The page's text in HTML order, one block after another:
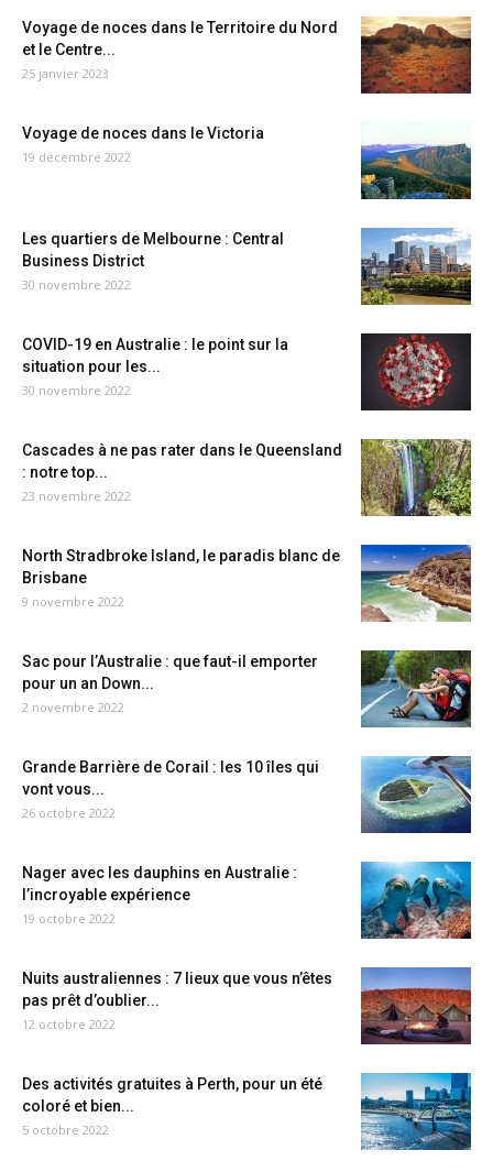
Voyage de noces dans le Territoire du Nord
et le Centre...
25 janvier 2023
Voyage de noces dans le Victoria
19 décembre 2022
Les quartiers de Melbourne : Central
Business District
30 novembre 2022
COVID-19 en Australie : le point sur la
situation pour les...
30 novembre 2022
Cascades à ne pas rater dans le Queensland
: notre top...
23 novembre 2022
North Stradbroke Island, le paradis blanc de
Brisbane
9 novembre 2022
Sac pour l’Australie : que faut-il emporter
pour un an Down...
2 novembre 2022
Grande Barrière de Corail : les 10 îles qui
vont vous...
26 octobre 2022
Nager avec les dauphins en Australie :
l’incroyable expérience
19 octobre 2022
Nuits australiennes : 7 lieux que vous n’êtes
pas prêt d’oublier...
12 octobre 2022
Des activités gratuites à Perth, pour un été
coloré et bien...
5 octobre 2022